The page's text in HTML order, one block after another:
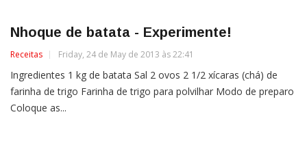
Nhoque de batata - Experimente!
Receitas Friday, 24 de May de 2013 às 22:41
Ingredientes 1 kg de batata Sal 2 ovos 2 1/2 xícaras (chá) de
farinha de trigo Farinha de trigo para polvilhar Modo de preparo
Coloque as...